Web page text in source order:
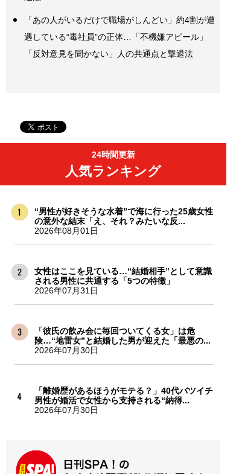
「あの人がいるだけで職場がしんどい」約4割が遭
遇している“毒社員”の正体…「不機嫌アピール」
「反対意見を聞かない」人の共通点と撃退法
24時間更新
人気ランキング
“男性が好きそうな水着”で海に行った25歳女性
の意外な結末「え、それ？みたいな反...
2026年08月01日
女性はここを見ている…“結婚相手”として意識
される男性に共通する「5つの特徴」
2026年07月31日
「彼氏の飲み会に毎回ついてくる女」は危
険…“地雷女”と結婚した男が迎えた「最悪の...
2026年07月30日
「離婚歴があるほうがモテる？」40代バツイチ
男性が婚活で女性から支持される“納得...
2026年07月30日